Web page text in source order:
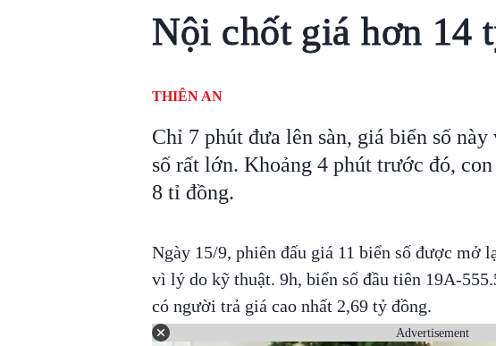
Nội chốt giá hơn 14
THIÊN AN
Chỉ 7 phút đưa lên sàn, giá biển số
số rất lớn. Khoảng 4 phút trước đó, con
8 tỉ đồng.
Ngày 15/9, phiên đấu giá 11 biển số được mở
vì lý do kỹ thuật. 9h, biển số đầu tiên 19A-
có người trả giá cao nhất 2,69 tỷ đồng.
Advertisement